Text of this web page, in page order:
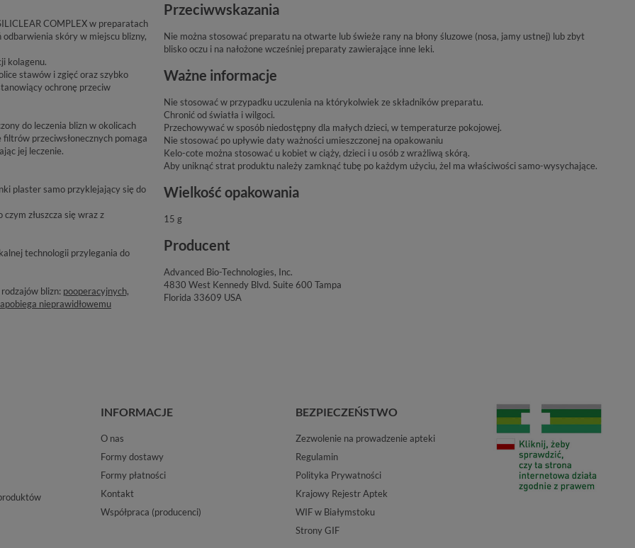
COMPLEX w preparatach
odbarwienia skóry w miejscu blizny,
kolagenu.
stawów i zgięć oraz szybko
ochronę przeciw
do leczenia blizn w okolicach
filtrów przeciwsłonecznych pomaga
jej leczenie.
plaster samo przyklejający się do
złuszcza się wraz z
technologii przylegania do
blizn: pooperacyjnych,
nieprawidłowemu
Przeciwwskazania
Nie można stosować preparatu na otwarte lub świeże rany na błony śluzowe (nosa, jamy ustnej) lub zbyt
blisko oczu i na nałożone wcześniej preparaty zawierające inne leki.
Ważne informacje
Nie stosować w przypadku uczulenia na którykolwiek ze składników preparatu.
Chronić od światła i wilgoci.
Przechowywać w sposób niedostępny dla małych dzieci, w temperaturze pokojowej.
Nie stosować po upływie daty ważności umieszczonej na opakowaniu
Kelo-cote można stosować u kobiet w ciąży, dzieci i u osób z wrażliwą skórą.
Aby uniknąć strat produktu należy zamknąć tubę po każdym użyciu, żel ma właściwości samo-wysychające.
Wielkość opakowania
15 g
Producent
Advanced Bio-Technologies, Inc.
4830 West Kennedy Blvd. Suite 600 Tampa
Florida 33609 USA
INFORMACJE
O nas
Formy dostawy
Formy płatności
Kontakt
Współpraca (producenci)
BEZPIECZEŃSTWO
Zezwolenie na prowadzenie apteki
Regulamin
Polityka Prywatności
Krajowy Rejestr Aptek
WIF w Białymstoku
Strony GIF